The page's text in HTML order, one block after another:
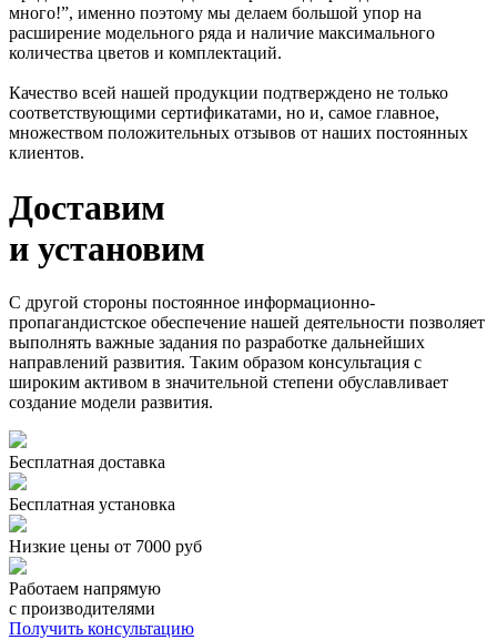
много!”, именно поэтому мы делаем большой упор на
расширение модельного ряда и наличие максимального
количества цветов и комплектаций.
Качество всей нашей продукции подтверждено не только
соответствующими сертификатами, но и, самое главное,
множеством положительных отзывов от наших постоянных
клиентов.
Доставим
и установим
С другой стороны постоянное информационно-
пропагандистское обеспечение нашей деятельности позволяет
выполнять важные задания по разработке дальнейших
направлений развития. Таким образом консультация с
широким активом в значительной степени обуславливает
создание модели развития.
Бесплатная доставка
Бесплатная установка
Низкие цены от 7000 руб
Работаем напрямую
с производителями
Получить консультацию